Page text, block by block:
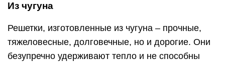
Из чугуна
Решетки, изготовленные из чугуна – прочные,
тяжеловесные, долговечные, но и дорогие. Они
безупречно удерживают тепло и не способны